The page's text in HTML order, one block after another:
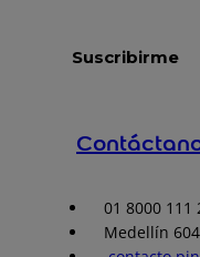
01 8000 111
Medellín